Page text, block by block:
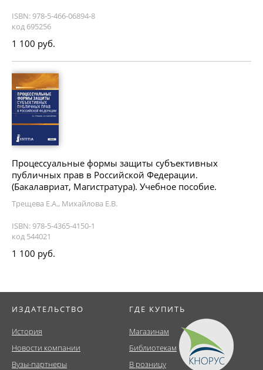
ISBN: 978-5-466-06894-8
код 695256
1 100 руб.
Процессуальные формы защиты субъективных
публичных прав в Российской Федерации.
(Бакалавриат, Магистратура). Учебное пособие.
Трещева Е.А., Михайлова Е.В.
ISBN: 978-5-4365-4150-1
код 544021
1 100 руб.
ИЗДАТЕЛЬСТВО
История
Новости компании
Вузы-партнеры
ГДЕ КУПИТЬ
Магазинам
Библиотекам
В розницу